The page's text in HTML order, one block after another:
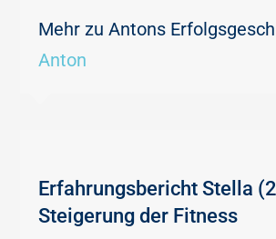
Mehr zu Antons
Anton
Erfahrungsbericht Stella
Steigerung der Fitness